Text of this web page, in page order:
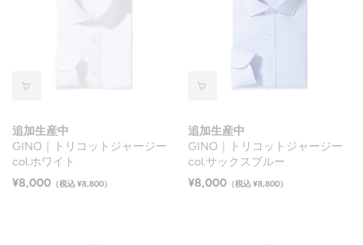
追加生産中
GINO｜トリコットジャージー
col.ホワイト
¥8,000 （税込 ¥8,800）
追加生産中
GINO｜トリコットジャージー
col.サックスブルー
¥8,000（税込 ¥8,800）